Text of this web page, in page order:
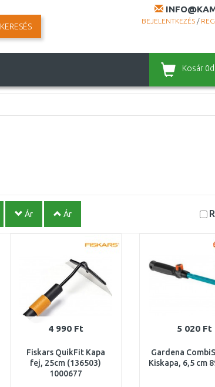
BEJELENTKEZÉS /
KERESÉS
Kosár
Ár Ár
4 990 Ft
Fiskars QuikFit Kapa
fej, 25cm (136503)
1000677
5 020 Ft
Gardena
Kiskapa, 6,5 cm